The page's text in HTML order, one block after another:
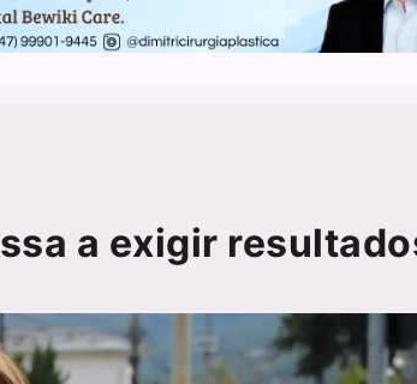
a exigir